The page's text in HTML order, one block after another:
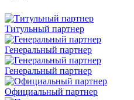
Титульный партнер
Генеральный партнер
Генеральный партнер
Официальный партнер